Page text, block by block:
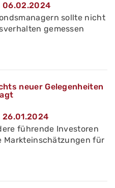
06.02.2024
sollte nicht
gemessen
neuer Gelegenheiten
26.01.2024
führende Investoren
Markteinschätzungen für